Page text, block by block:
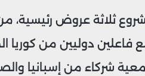
ثلاثة عروض رئيسية،
فاعلين دوليين من كوريا
شركاء من إسبانيا